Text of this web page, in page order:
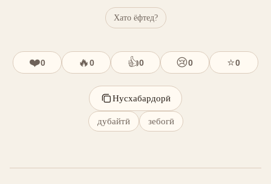
Хато ёфтед?
❤️0 🔥0 👍0 😢0 ⭐0
Нусхабардорӣ
дубайтӣ зебогӣ